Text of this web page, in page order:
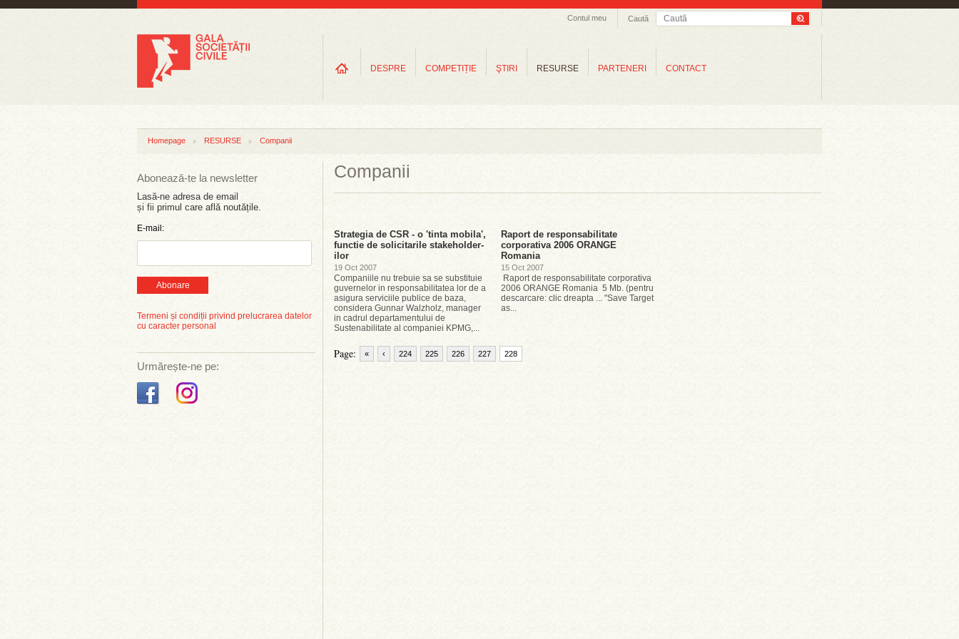
Caută
Contul meu
DESPRE COMPETIȚIE ŞTIRI RESURSE PARTENERI CONTACT
Homepage RESURSE Companii
Abonează-te la newsletter
Lasă-ne adresa de email
și fii primul care află noutățile.
E-mail:
Abonare
Termeni și condiții privind prelucrarea datelor
cu caracter personal
Urmărește-ne pe:
Companii
Strategia de CSR - o 'tinta mobila',
functie de solicitarile stakeholder-
ilor
19 Oct 2007
Companiile nu trebuie sa se substituie
guvernelor in responsabilitatea lor de a
asigura serviciile publice de baza,
considera Gunnar Walzholz, manager
in cadrul departamentului de
Sustenabilitate al companiei KPMG,...
Raport de responsabilitate
corporativa 2006 ORANGE
Romania
15 Oct 2007
Raport de responsabilitate corporativa
2006 ORANGE Romania 5 Mb. (pentru
descarcare: clic dreapta ... "Save Target
as...
Page: « ‹ 224 225 226 227 228